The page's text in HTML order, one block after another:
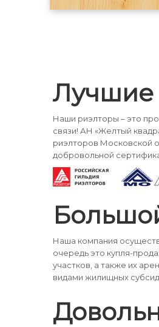
Лучшие
Наши риэлторы – это
связи! АН «Желтый
риэлторов Московской
добровольной
Наша компания
очередь это купля-
участков, а также их
видами жилищных